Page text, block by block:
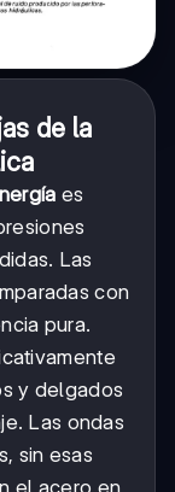
de la
es
Las
con
pura.
y delgados
Las ondas
sin esas
el acero en